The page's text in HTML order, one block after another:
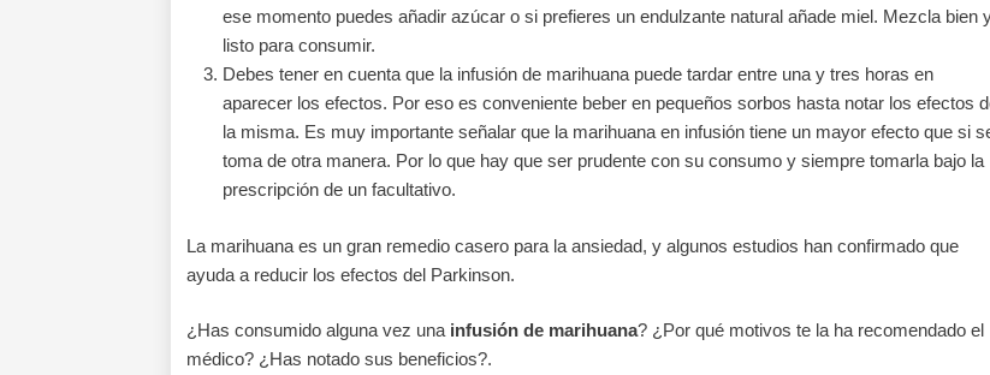
ese momento puedes añadir azúcar o si prefieres un endulzante natural añade miel. Mezcla bien
listo para consumir.
Debes tener en cuenta que la infusión de marihuana puede tardar entre una y tres horas en
aparecer los efectos. Por eso es conveniente beber en pequeños sorbos hasta notar los efectos
la misma. Es muy importante señalar que la marihuana en infusión tiene un mayor efecto que si
toma de otra manera. Por lo que hay que ser prudente con su consumo y siempre tomarla bajo la
prescripción de un facultativo.
La marihuana es un gran remedio casero para la ansiedad, y algunos estudios han confirmado que
ayuda a reducir los efectos del Parkinson.
¿Has consumido alguna vez una infusión de marihuana? ¿Por qué motivos te la ha recomendado el
médico? ¿Has notado sus beneficios?.